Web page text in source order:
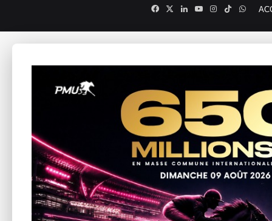
Facebook
X LinkedinYouTubeInstagram
TikTok